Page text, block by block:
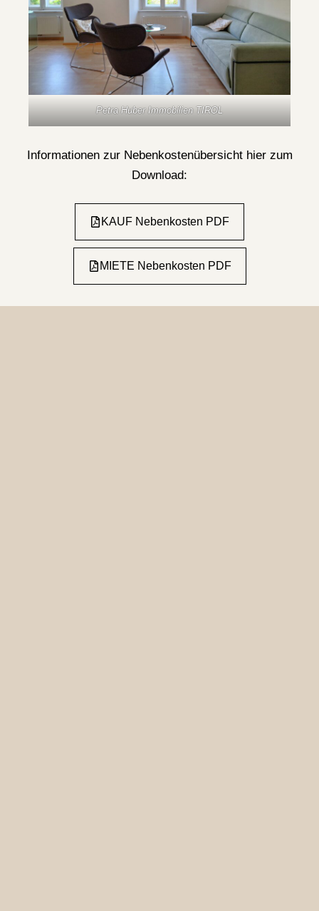
Petra Huber Immobilien TIROL
Informationen zur Nebenkostenübersicht hier zum
Download:
KAUF Nebenkosten PDF
MIETE Nebenkosten PDF